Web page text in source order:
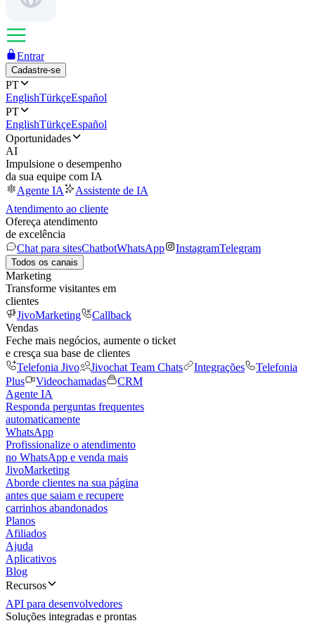
Entrar
Cadastre-se
PT
EnglishTürkçeEspañol
PT
EnglishTürkçeEspañol
Oportunidades
AI
Impulsione o desempenho
da sua equipe com IA
Agente IA
Assistente de IA
Atendimento ao cliente
Ofereça atendimento
de excelência
Chat para sitesChatbotWhatsApp InstagramTelegram
Todos os canais
Marketing
Transforme visitantes em
clientes
JivoMarketing
Callback
Vendas
Feche mais negócios, aumente o ticket
e cresça sua base de clientes
Telefonia Jivo
Jivochat Team Chats Integrações
Telefonia
Plus
Videochamadas
CRM
Agente IA
Responda perguntas frequentes
automaticamente
WhatsApp
Profissionalize o atendimento
no WhatsApp e venda mais
JivoMarketing
Aborde clientes na sua página
antes que saiam e recupere
carrinhos abandonados
Planos
Afiliados
Ajuda
Aplicativos
Blog
Recursos
API para desenvolvedores
Soluções integradas e prontas